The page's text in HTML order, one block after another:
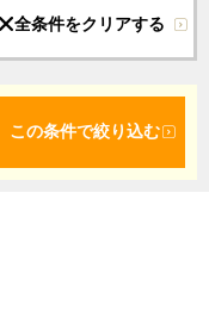
全条件をクリアする
この条件で絞り込む